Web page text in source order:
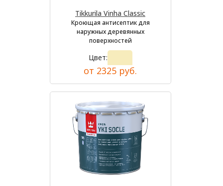
Tikkurila Vinha Classic
Кроющая антисептик для
наружных деревянных
поверхностей
Цвет:
от 2325 руб.